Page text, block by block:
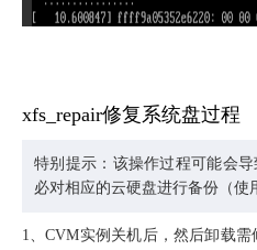
xfs_repair修复系统盘过程
特别提示：该操作过程可能会
必对相应的云硬盘进行备份（使
1、CVM实例关机后，然后卸载